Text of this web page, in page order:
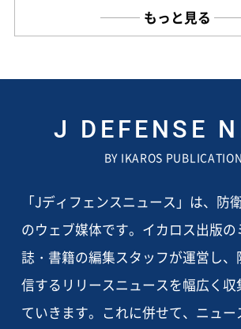
もっと見る
J DEFENSE
BY IKAROS
「Jディフェンスニュース」は、防
のウェブ媒体です。イカロス出版の
誌・書籍の編集スタッフが運営し
信するリリースニュースを幅広く収
ていきます。これに併せて、ニュ